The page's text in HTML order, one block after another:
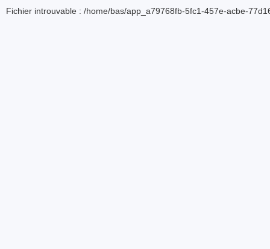
Fichier introuvable : /home/bas/app_a79768fb-5fc1-457e-acbe-